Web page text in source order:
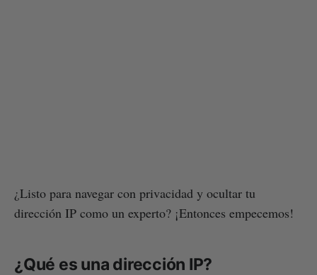
¿Listo para navegar con privacidad y ocultar tu
dirección IP como un experto? ¡Entonces empecemos!
¿Qué es una dirección IP?